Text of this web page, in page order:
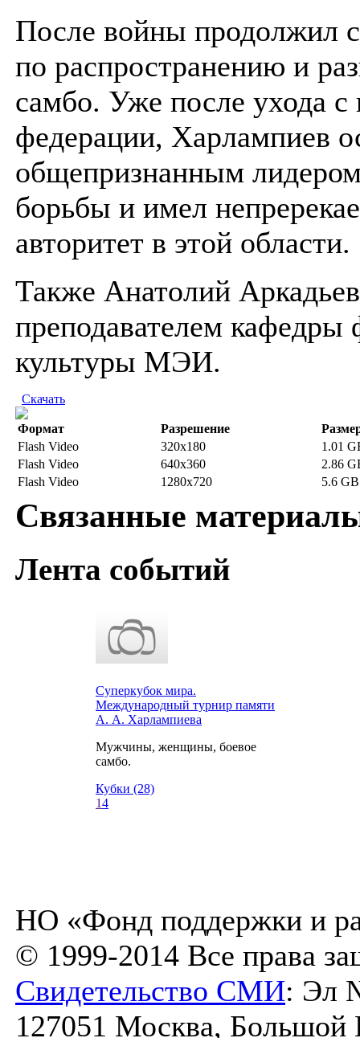
После войны продолжил
по распространению и
самбо. Уже после ухода с
федерации, Харлампиев
общепризнанным
борьбы и имел
авторитет в этой области.
Также Анатолий
преподавателем кафедры
культуры МЭИ.
Скачать
Формат Разрешение
Flash Video
320x180
1.01
Flash Video
640x360
2.86
Flash Video
1280x720 5.6 GB
Связанные
Лента событий
Суперкубок мира.
Международный турнир памяти
А. А. Харлампиева
Мужчины, женщины, боевое
самбо.
Кубки (28)
14
НО «Фонд поддержки и
© 1999-2014 Все права
Свидетельство СМИ: Эл
127051 Москва, Большой